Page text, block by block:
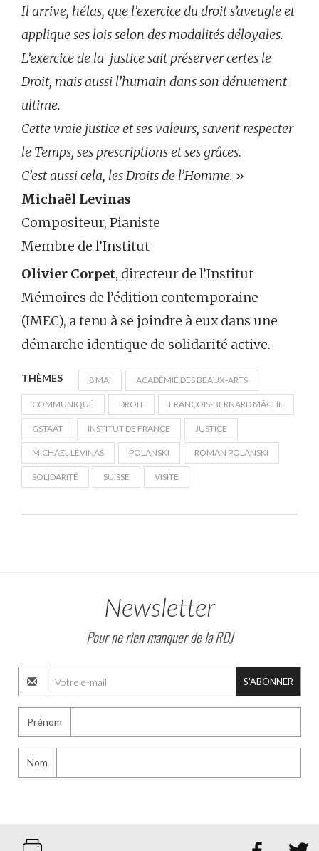
Il arrive, hélas, que l’exercice du droit s’aveugle et
applique ses lois selon des modalités déloyales.
L’exercice de la justice sait préserver certes le
Droit, mais aussi l’humain dans son dénuement
ultime.
Cette vraie justice et ses valeurs, savent respecter
le Temps, ses prescriptions et ses grâces.
C’est aussi cela, les Droits de l’Homme. »
Michaël Levinas
Compositeur, Pianiste
Membre de l’Institut
Olivier Corpet, directeur de l’Institut
Mémoires de l’édition contemporaine
(IMEC), a tenu à se joindre à eux dans une
démarche identique de solidarité active.
THÈMES 8 MAI ACADÉMIE DES BEAUX-ARTS
COMMUNIQUÉ DROIT FRANÇOIS-BERNARD MÂCHE
GSTAAT INSTITUT DE FRANCE JUSTICE
MICHAËL LEVINAS POLANSKI ROMAN POLANSKI
SOLIDARITÉ SUISSE VISITE
Newsletter
Pour ne rien manquer de la RDJ
S'ABONNER
Prénom
Nom